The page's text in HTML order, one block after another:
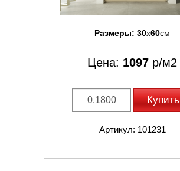
Размеры: 30x60см
Цена: 1097 р/м2
Купить
Артикул: 101231